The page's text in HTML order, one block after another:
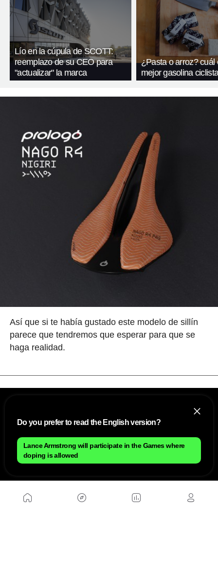
Lío en la cúpula de SCOTT:
reemplazo de su CEO para
"actualizar" la marca
¿Pasta o arroz? cuál
mejor gasolina
Así que si te había gustado este modelo de sillín
parece que tendremos que esperar para que se
haga realidad.
NOSOTROS
Aviso Legal
Anúnciate con nosotros
Do you prefer to read the English version?
Lance Armstrong will participate in the Games where
doping is allowed